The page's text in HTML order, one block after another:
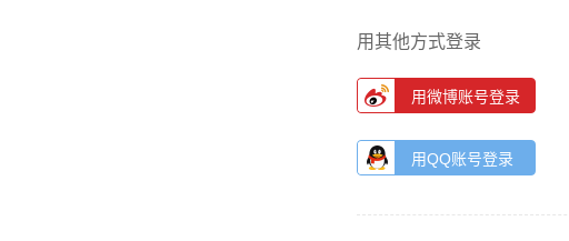
用其他方式登录
用微博账号登录
用QQ账号登录